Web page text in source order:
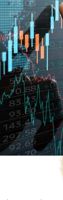
la BCE
FED, quelles sont